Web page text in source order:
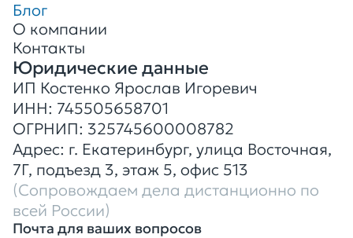
Блог
О компании
Контакты
Юридические данные
ИП Костенко Ярослав Игоревич
ИНН: 745505658701
ОГРНИП: 325745600008782
Адрес: г. Екатеринбург, улица Восточная,
7Г, подъезд 3, этаж 5, офис 513
(Сопровождаем дела дистанционно по
всей России)
Почта для ваших вопросов